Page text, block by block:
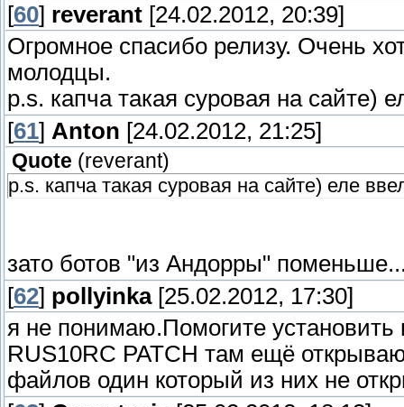
[60] reverant [24.02.2012, 20:39]
Огромное спасибо релизу. Очень
молодцы.
p.s. капча такая суровая на сайте)
[61] Anton [24.02.2012, 21:25]
Quote (reverant)
p.s. капча такая суровая на сайте) еле
зато ботов "из Андорры"
[62] pollyinka[25.02.2012, 17:30]
я не понимаю.Помогите установить
RUS10RC PATCH там ещё
файлов один который из них не